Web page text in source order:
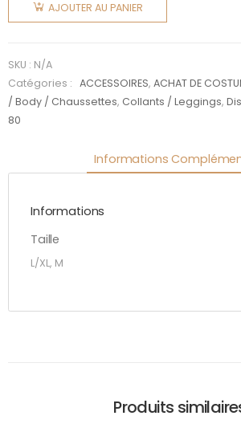
Legging
AJOUTER AU PANIER
SKU : N/A
Catégories :
ACCESSOIRES,ACHAT DE
/ Body / Chaussettes, Collants / Leggings,
80
Informations
Informations
Taille
L/XL, M
Produits